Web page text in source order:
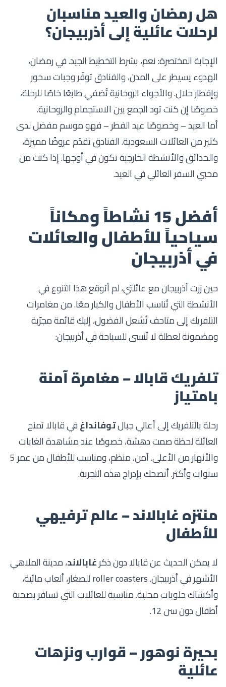
هل رمضان والعيد مناسبان
لرحلات عائلية إلى أذربيجان؟
الإجابة المختصرة: نعم، بشرط التخطيط الجيد. في رمضان،
الهدوء يسيطر على المدن، والفنادق توفّر وجبات سحور
وإفطار حلال. والأجواء الروحانية تُضفي طابعًا خاصًا للرحلة،
خصوصًا إن كنت تود الجمع بين الاستجمام والروحانية.
أما العيد – وخصوصًا عيد الفطر – فهو موسم مفضل لدى
كثير من العائلات السعودية. الفنادق تقدّم عروضًا مميزة،
والحدائق والأنشطة الخارجية تكون في أوجها. إذا كنت من
محبي السفر العائلي في العيد.
أفضل 15 نشاطاً ومكاناً
سياحياً للأطفال والعائلات
في أذربيجان
حين زرت أذربيجان مع عائلتي، لم أتوقع هذا التنوع في
الأنشطة التي تُناسب الأطفال والكبار معًا. من مغامرات
التلفريك إلى متاحف تُشعل الفضول، إليك قائمة مجرّبة
ومضمونة لعطلة لا تُنسى للسياحة في أذربيجان:
تلفريك قابالا – مغامرة آمنة
بامتياز
رحلة بالتلفريك إلى أعالي جبالتوفانداغفي قابالا تمنح
العائلة لحظة صمت دهشة، خصوصًا عند مشاهدة الغابات
والأنهار من الأعلى. آمن، منظم، ومناسب للأطفال من عمر 5
سنوات وأكثر. أنصحك بإدراج هذه التجربة.
منتزه غابالاند – عالم ترفيهي
للأطفال
لا يمكن الحديث عن قابالا دون ذكرغابالاند، مدينة الملاهي
الأشهر في أذربيجان. roller coasters للصغار، ألعاب مائية،
وأكشاك حلويات محلية. مناسبة للعائلات التي تسافر بصحبة
أطفال دون سن 12.
بحيرة نوهور – قوارب ونزهات
عائلية